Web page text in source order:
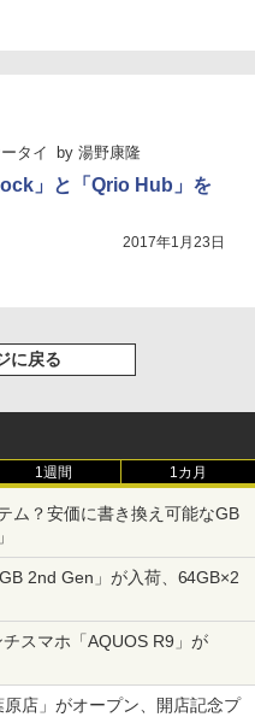
タイ by 湯野康隆
」と「Qrio Hub」を
2017年1月23日
に戻る
1週間 1カ月
ム？安価に書き換え可能なGB
2nd Gen」が入荷、64GB×2
スマホ「AQUOS R9」が
店」がオープン、開店記念プ